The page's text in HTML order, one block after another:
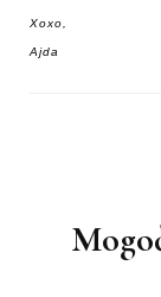
Xoxo,
Ajda